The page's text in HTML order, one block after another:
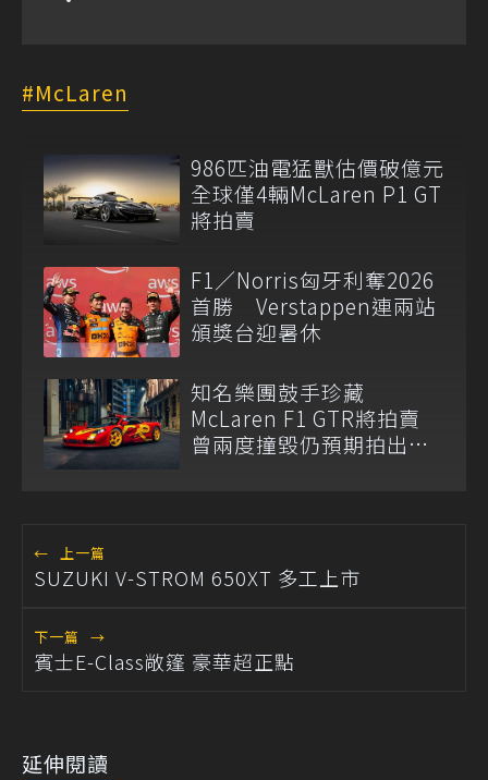
McLaren
986匹油電猛獸估價破億元
全球僅4輛McLaren P1 GT
將拍賣
F1／Norris匈牙利奪2026
首勝 Verstappen連兩站
頒獎台迎暑休
知名樂團鼓手珍藏
McLaren F1 GTR將拍賣
曾兩度撞毀仍預期拍出天
← 上一篇
SUZUKI V-STROM 650XT 多工上市
下一篇 →
賓士E-Class敞篷 豪華超正點
延伸閱讀